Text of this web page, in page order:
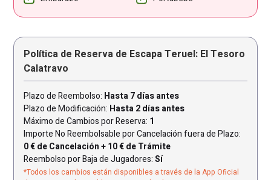
Política de Reserva de Escapa Teruel: El Tesoro
Calatravo
Plazo de Reembolso: Hasta 7 días antes
Plazo de Modificación: Hasta 2 días antes
Máximo de Cambios por Reserva: 1
Importe No Reembolsable por Cancelación fuera de Plazo:
0 € de Cancelación + 10 € de Trámite
Reembolso por Baja de Jugadores: Sí
*Todos los cambios están disponibles a través de la App Oficial